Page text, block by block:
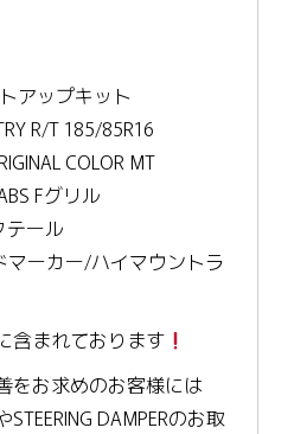
アップキット
R/T 185/85R16
COLOR MT
Fグリル
テール
マーカー/ハイマウントラ
含まれております
をお求めのお客様には
STEERING DAMPERのお取